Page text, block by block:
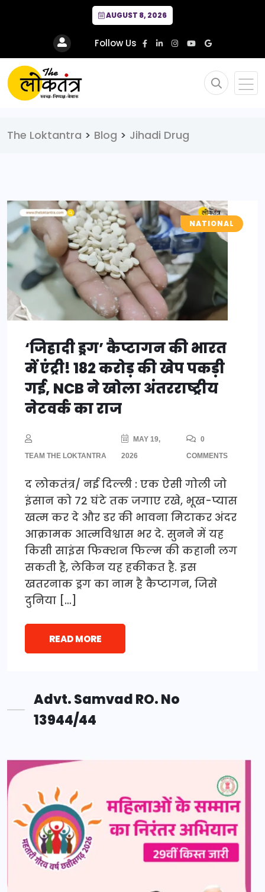
AUGUST 8, 2026
Follow Us
The Loktantra > Blog > Jihadi Drug
NATIONAL
‘जिहादी ड्रग’ कैप्टागन की भारत
में एंट्री! 182 करोड़ की खेप पकड़ी
गई, NCB ने खोला अंतरराष्ट्रीय
नेटवर्क का राज
TEAM THE LOKTANTRA
MAY 19,
2026
0
COMMENTS
द लोकतंत्र/ नई दिल्ली : एक ऐसी गोली जो
इंसान को 72 घंटे तक जगाए रखे, भूख-प्यास
खत्म कर दे और डर की भावना मिटाकर अंदर
आक्रामक आत्मविश्वास भर दे. सुनने में यह
किसी साइंस फिक्शन फिल्म की कहानी लग
सकती है, लेकिन यह हकीकत है. इस
खतरनाक ड्रग का नाम है कैप्टागन, जिसे
दुनिया […]
READ MORE
Advt. Samvad RO. No
13944/44